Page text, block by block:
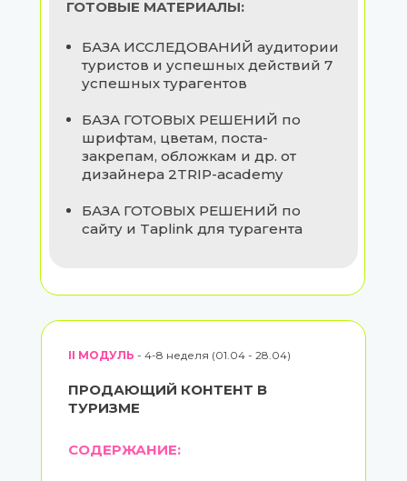
II МОДУЛЬ - 4-8 неделя (01.04 - 28.04)
ПРОДАЮЩИЙ КОНТЕНТ В
ТУРИЗМЕ
СОДЕРЖАНИЕ:
ГОТОВЫЕ МАТЕРИАЛЫ:
БАЗА ИССЛЕДОВАНИЙ аудитории
туристов и успешных действий 7
успешных турагентов
БАЗА ГОТОВЫХ РЕШЕНИЙ по
шрифтам, цветам, поста-
закрепам, обложкам и др. от
дизайнера 2TRIP-academy
БАЗА ГОТОВЫХ РЕШЕНИЙ по
сайту и Taplink для турагента